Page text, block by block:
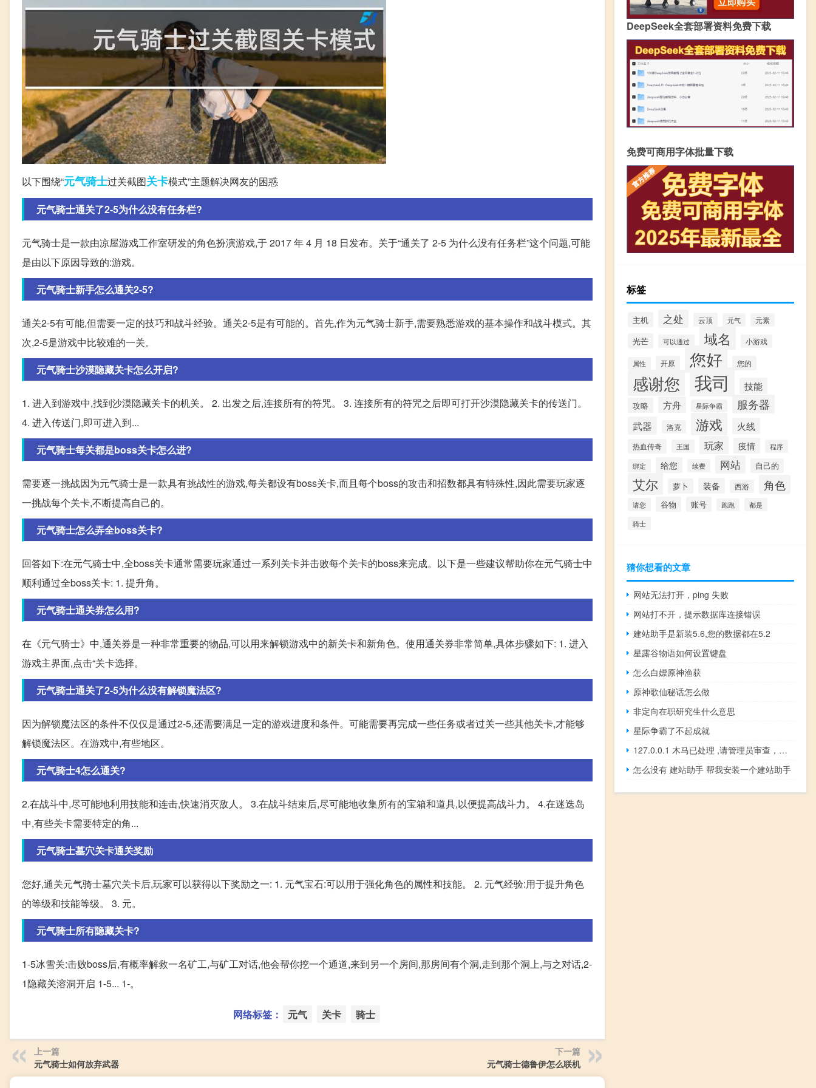
以下围绕“元气骑士过关截图关卡模式”主题解决网友的困惑
元气骑士通关了2-5为什么没有任务栏?
元气骑士是一款由凉屋游戏工作室研发的角色扮演游戏,于 2017 年 4 月 18 日发布。关于“通关了 2-5 为什么没有任务栏”这个问题,可能
是由以下原因导致的:游戏。
元气骑士新手怎么通关2-5?
通关2-5有可能,但需要一定的技巧和战斗经验。通关2-5是有可能的。首先,作为元气骑士新手,需要熟悉游戏的基本操作和战斗模式。其
次,2-5是游戏中比较难的一关。
元气骑士沙漠隐藏关卡怎么开启?
1. 进入到游戏中,找到沙漠隐藏关卡的机关。 2. 出发之后,连接所有的符咒。 3. 连接所有的符咒之后即可打开沙漠隐藏关卡的传送门。
4. 进入传送门,即可进入到...
元气骑士每关都是boss关卡怎么进?
需要逐一挑战因为元气骑士是一款具有挑战性的游戏,每关都设有boss关卡,而且每个boss的攻击和招数都具有特殊性,因此需要玩家逐
一挑战每个关卡,不断提高自己的。
元气骑士怎么弄全boss关卡?
回答如下:在元气骑士中,全boss关卡通常需要玩家通过一系列关卡并击败每个关卡的boss来完成。以下是一些建议帮助你在元气骑士中
顺利通过全boss关卡: 1. 提升角。
元气骑士通关券怎么用?
在《元气骑士》中,通关券是一种非常重要的物品,可以用来解锁游戏中的新关卡和新角色。使用通关券非常简单,具体步骤如下: 1. 进入
游戏主界面,点击“关卡选择。
元气骑士通关了2-5为什么没有解锁魔法区?
因为解锁魔法区的条件不仅仅是通过2-5,还需要满足一定的游戏进度和条件。可能需要再完成一些任务或者过关一些其他关卡,才能够
解锁魔法区。在游戏中,有些地区。
元气骑士4怎么通关?
2.在战斗中,尽可能地利用技能和连击,快速消灭敌人。 3.在战斗结束后,尽可能地收集所有的宝箱和道具,以便提高战斗力。 4.在迷迭岛
中,有些关卡需要特定的角...
元气骑士墓穴关卡通关奖励
您好,通关元气骑士墓穴关卡后,玩家可以获得以下奖励之一: 1. 元气宝石:可以用于强化角色的属性和技能。 2. 元气经验:用于提升角色
的等级和技能等级。 3. 元。
元气骑士所有隐藏关卡?
1-5冰雪关:击败boss后,有概率解救一名矿工,与矿工对话,他会帮你挖一个通道,来到另一个房间,那房间有个洞,走到那个洞上,与之对话,2-
1隐藏关溶洞开启 1-5... 1-。
网络标签： 元气 关卡 骑士
上一篇
元气骑士如何放弃武器
下一篇
元气骑士德鲁伊怎么联机
DeepSeek全套部署资料免费下载
免费可商用字体批量下载
标签
主机 之处 云顶 元气 元素
光芒 可以通过 域名 小游戏
属性 开原 您好 您的
感谢您 我司 技能
攻略 方舟 星际争霸 服务器
武器 洛克 游戏 火线
热血传奇 王国 玩家 疫情
程序
绑定
给您 续费 网站 自己的
艾尔 萝卜 装备 西游 角色
请您 谷物 账号 跑跑
都是
骑士
猜你想看的文章
网站无法打开，ping 失败
网站打不开，提示数据库连接错误
建站助手是新装5.6,您的数据都在5.2
星露谷物语如何设置键盘
怎么白嫖原神渔获
原神歌仙秘话怎么做
非定向在职研究生什么意思
星际争霸了不起成就
127.0.0.1 木马已处理 ,请管理员审查，请开通网站
怎么没有 建站助手 帮我安装一个建站助手